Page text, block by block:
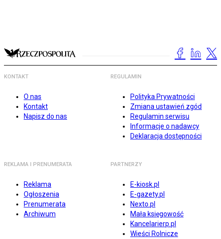
KONTAKT
O nas
Kontakt
Napisz do nas
REGULAMIN
Polityka Prywatności
Zmiana ustawień zgód
Regulamin serwisu
Informacje o nadawcy
Deklaracja dostępności
REKLAMA I PRENUMERATA
Reklama
Ogłoszenia
Prenumerata
Archiwum
PARTNERZY
E-kiosk.pl
E-gazety.pl
Nexto.pl
Mała księgowość
Kancelarierp.pl
Wieści Rolnicze